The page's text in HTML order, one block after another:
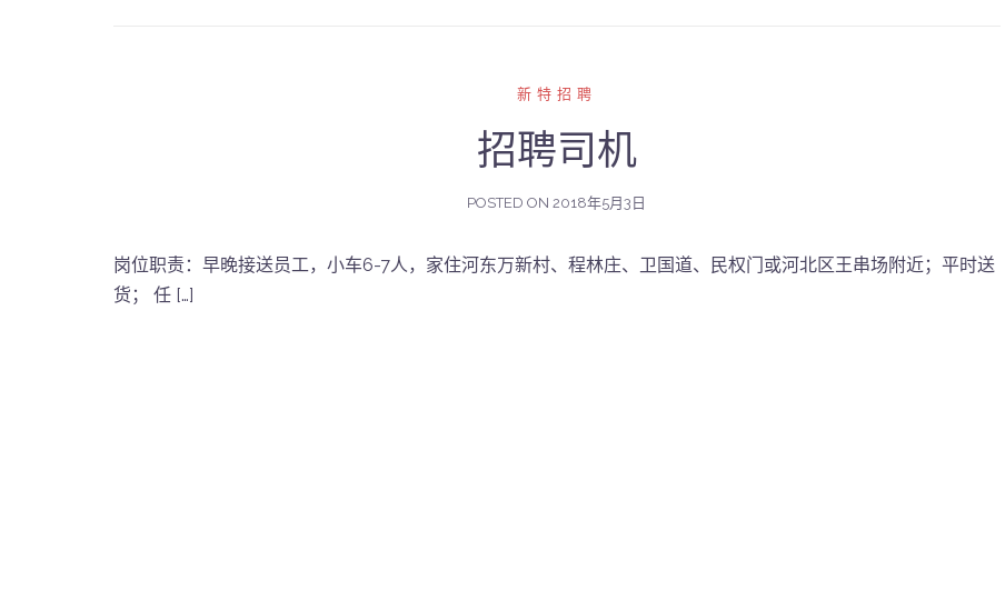
新特招聘
招聘司机
POSTED ON2018年5月3日
岗位职责：早晚接送员工，小车6-7人，家住河东万新村、程林庄、卫国道、民权门或河北区王串场附近；平时送
货； 任 […]